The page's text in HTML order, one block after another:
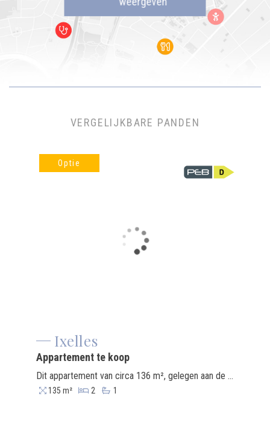
VERGELIJKBARE PANDEN
Optie
Ixelles
Appartement te koop
Dit appartement van circa 136 m², gelegen aan de Avenue de la Toison d’Or(1060), op slechts een steenworp afstand van de metro, geniet een uiterst centrale ligging in het hart van een van de meest levendige wijken van Brussel. Winkels, restaurants, culturele instellingen en uitstekende openbaarvervoersverbindingen zijn direct in de buurt. De woning biedt een spectaculair en volledig onbelemmerd uitzicht over de stad. Het appartement behoeft een grondige renovatie, wat de mogelijkheid biedt om de ruimtes volledig naar eigen inzicht in te richten op een gewilde en iconische locatie. De huidige indeling omvat een lichte woonkamer van circa 42 m², een keuken van 11 m², een kantoor of kinderkamer van circa 6 m², twee slaapkamers van respectievelijk 12 m² en 15 m², een badkamer van 6 m², een apart toilet van 3 m², een kleedkamer van 5 m² en een balkon aan de achterzijde van circa 6 m². Een kelder en een garage (+€40.000) vormen een aantrekkelijke aanvulling op deze woning en bieden opslag- en parkeercomfort, wat vooral in deze gewilde buurt van de hoofdstad zeer gewaardeerd wordt.
135 m² 2 1